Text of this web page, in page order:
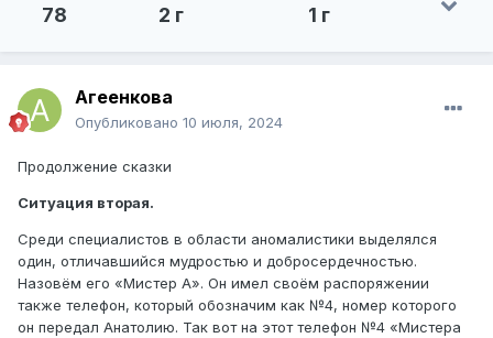
78 2 г 1 г
Агеенкова
Опубликовано 10 июля, 2024
Продолжение сказки
Ситуация вторая.
Среди специалистов в области аномалистики выделялся
один, отличавшийся мудростью и добросердечностью.
Назовём его «Мистер А». Он имел своём распоряжении
также телефон, который обозначим как №4, номер которого
он передал Анатолию. Так вот на этот телефон №4 «Мистера